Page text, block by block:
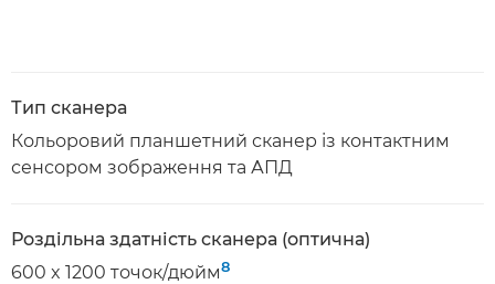
Тип сканера
Кольоровий планшетний сканер із контактним
сенсором зображення та АПД
Роздільна здатність сканера (оптична)
600 x 1200 точок/дюйм8